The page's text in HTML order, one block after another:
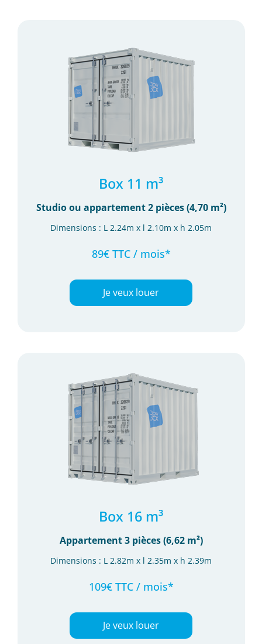
Box 11 m³
Studio ou appartement 2 pièces (4,70 m²)
Dimensions : L 2.24m x l 2.10m x h 2.05m
89€ TTC / mois*
Je veux louer
Box 16 m³
Appartement 3 pièces (6,62 m²)
Dimensions : L 2.82m x l 2.35m x h 2.39m
109€ TTC / mois*
Je veux louer